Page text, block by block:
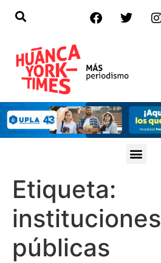
Etiqueta:
instituciones
públicas